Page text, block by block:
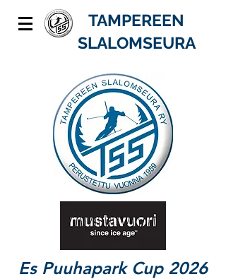
TAMPEREEN
SLALOMSEURA
Es Puuhapark Cup 2026